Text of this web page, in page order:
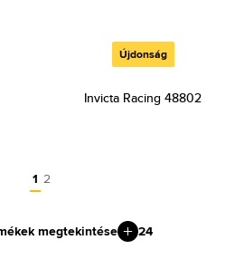
Újdonság
Invicta Racing 48802
1 2
megtekintése 24